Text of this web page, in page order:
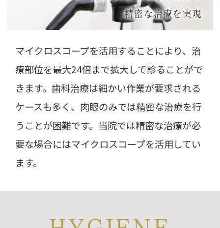
精密な治療を実現
マイクロスコープを活用することにより、治
療部位を最大24倍まで拡大して診ることがで
きます。歯科治療は細かい作業が要求される
ケースも多く、肉眼のみでは精密な治療を行
うことが困難です。当院では精密な治療が必
要な場合にはマイクロスコープを活用してい
ます。